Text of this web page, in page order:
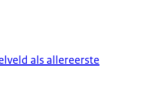
als allereerste